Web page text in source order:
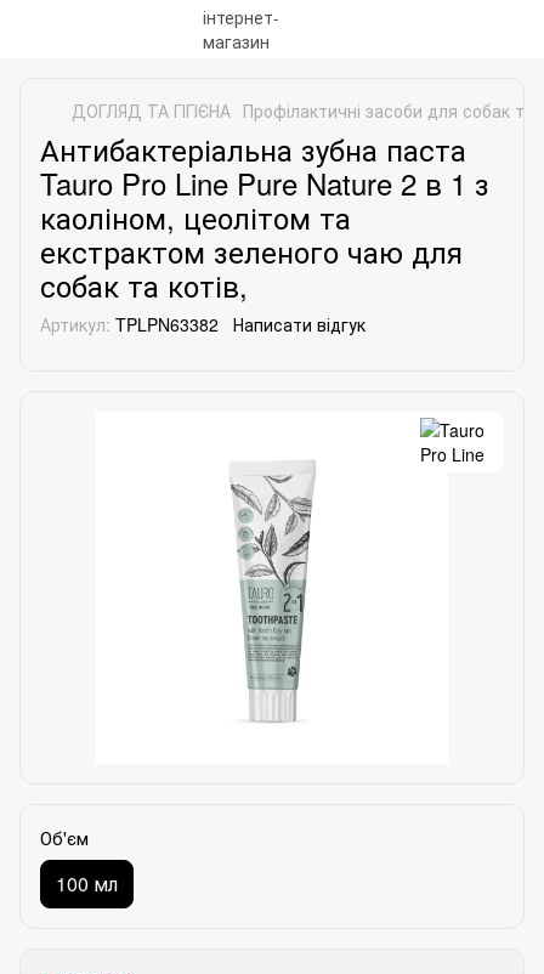
ДОГЛЯД ТА ГІГІЄНА Профілактичні засоби для собак та
Антибактеріальна зубна паста
Tauro Pro Line Pure Nature 2 в 1 з
каоліном, цеолітом та
екстрактом зеленого чаю для
собак та котів,
Артикул: TPLPN63382 Написати відгук
Об'єм
100 мл